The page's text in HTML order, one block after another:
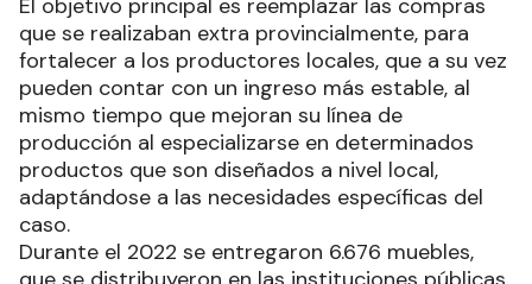
que se realizaban extra provincialmente, para
fortalecer a los productores locales, que a su vez
pueden contar con un ingreso más estable, al
mismo tiempo que mejoran su línea de
producción al especializarse en determinados
productos que son diseñados a nivel local,
adaptándose a las necesidades específicas del
caso.
Durante el 2022 se entregaron 6.676 muebles,